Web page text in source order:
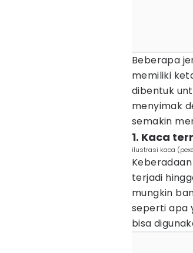
Beberapa
memiliki
dibentuk
menyimak
semakin
1. Kaca
ilustrasi kaca
terjadi
mungkin
seperti apa
bisa